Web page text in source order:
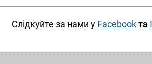
Слідкуйте за нами у Facebookта